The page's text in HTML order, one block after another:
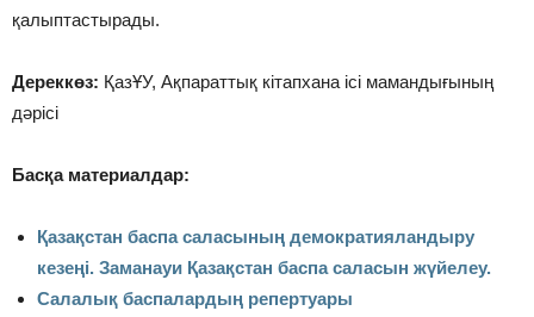
қалыптастырады.
Дереккөз: ҚазҰУ, Ақпараттық кітапхана ісі мамандығының
дәрісі
Басқа материалдар:
Қазақстан баспа саласының демократияландыру
кезеңі. Заманауи Қазақстан баспа саласын жүйелеу.
Салалық баспалардың репертуары